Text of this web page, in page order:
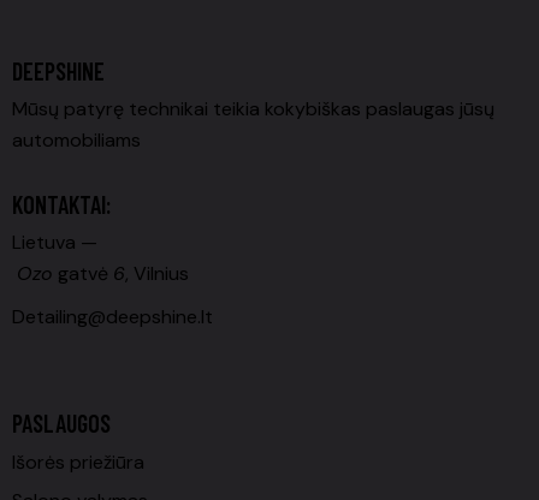
DEEPSHINE
Mūsų patyrę technikai teikia kokybiškas paslaugas jūsų
automobiliams
KONTAKTAI:
Lietuva —
Ozo gatvė 6, Vilnius
Detailing@deepshine.lt
PASLAUGOS
Išorės priežiūra